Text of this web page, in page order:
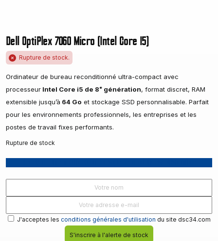
Dell OptiPlex 7060 Micro (Intel Core I5)
Rupture de stock.
Ordinateur de bureau reconditionné ultra-compact avec
processeur Intel Core i5 de 8ᵉ génération, format discret, RAM
extensible jusqu’à 64 Go et stockage SSD personnalisable. Parfait
pour les environnements professionnels, les entreprises et les
postes de travail fixes performants.
Rupture de stock
J'acceptes les conditions générales d'utilisation du site dsc34.com
S'inscrire à l'alerte de stock